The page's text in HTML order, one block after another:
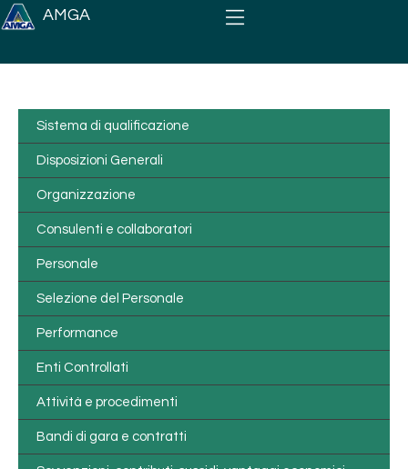
Salta al contenuto principale
AMGA
Sistema di qualificazione
Disposizioni Generali
Organizzazione
Consulenti e collaboratori
Personale
Selezione del Personale
Performance
Enti Controllati
Attività e procedimenti
Bandi di gara e contratti